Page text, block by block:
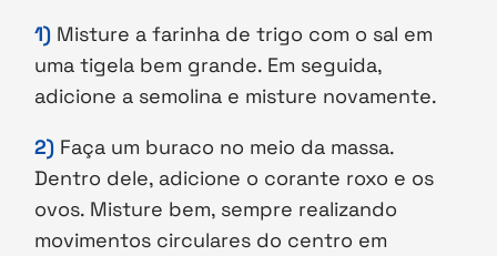
1) Misture a farinha de trigo com o sal em
uma tigela bem grande. Em seguida,
adicione a semolina e misture novamente.
2) Faça um buraco no meio da massa.
Dentro dele, adicione o corante roxo e os
ovos. Misture bem, sempre realizando
movimentos circulares do centro em